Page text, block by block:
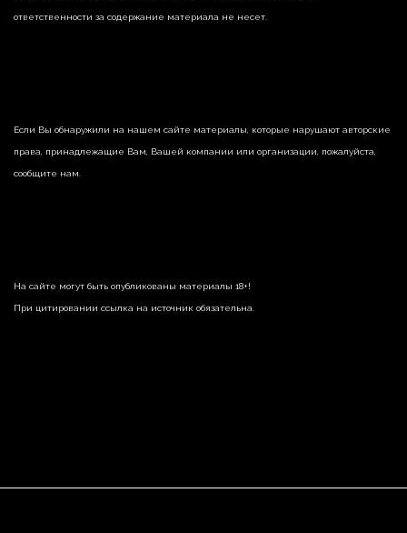
ответственности за содержание материала не несет.
Если Вы обнаружили на нашем сайте материалы, которые нарушают авторские
права, принадлежащие Вам, Вашей компании или организации, пожалуйста,
сообщите нам.
На сайте могут быть опубликованы материалы 18+!
При цитировании ссылка на источник обязательна.